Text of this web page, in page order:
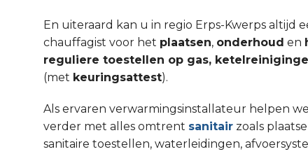
En uiteraard kan u in regio Erps-Kwerps altijd
chauffagist voor het plaatsen, onderhoud en
reguliere toestellen op gas,
(met keuringsattest).
Als ervaren verwarmingsinstallateur helpen
verder met alles omtrent sanitair zoals
sanitaire toestellen, waterleidingen,